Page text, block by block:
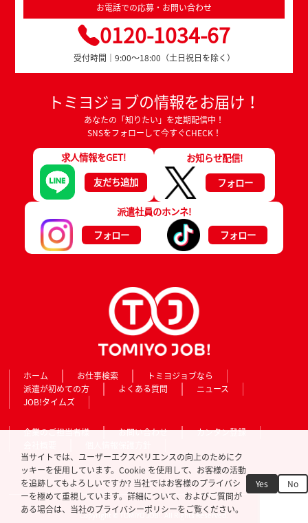
お電話での応募・お問い合わせ
0120-1034-67
受付時間｜9:00～18:00（土日祝日を除く）
トミヨジョブの情報をお届け！
あなたの「知りたい」を定期配信中！
SNSをフォローして今すぐCHECK！
求人情報をGET!
友だち追加
お知らせ配信!
フォロー
派遣社員のホンネ!
フォロー
フォロー
ホーム お仕事検索
トミヨジョブなら
派遣が初めての方
よくある質問
ニュース
JOB!タイムズ
企業のご担当者様 お問い合わせ
カンタン登録
Copyright © TOMIYO JOB!. All Rights Reserved.
当サイトでは、ユーザーエクスペリエンスの向上のためにク
ッキーを使用しています。Cookie を使用して、お客様の活動
を追跡してもよろしいですか? 当社ではお客様のプライバシ
ーを極めて重視しています。詳細について、およびご質問が
ある場合は、当社のプライバシーポリシーをご覧ください。
Yes No